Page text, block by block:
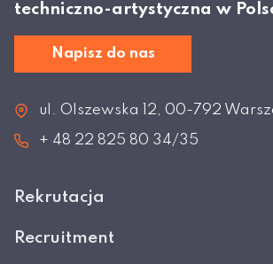
techniczno-artystyczna w
Napisz do nas
ul. Olszewska 12, 00-792
+ 48 22 825 80 34/35
Rekrutacja
Recruitment